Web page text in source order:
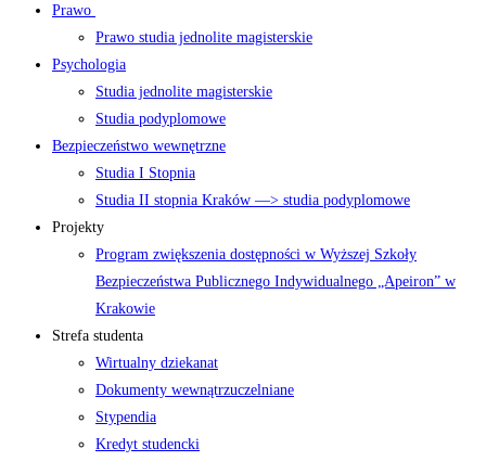
Prawo
Prawo studia jednolite magisterskie
Psychologia
Studia jednolite magisterskie
Studia podyplomowe
Bezpieczeństwo wewnętrzne
Studia I Stopnia
Studia II stopnia Kraków —> studia podyplomowe
Projekty
Program zwiększenia dostępności w Wyższej Szkoły
Bezpieczeństwa Publicznego Indywidualnego „Apeiron” w
Krakowie
Strefa studenta
Wirtualny dziekanat
Dokumenty wewnątrzuczelniane
Stypendia
Kredyt studencki